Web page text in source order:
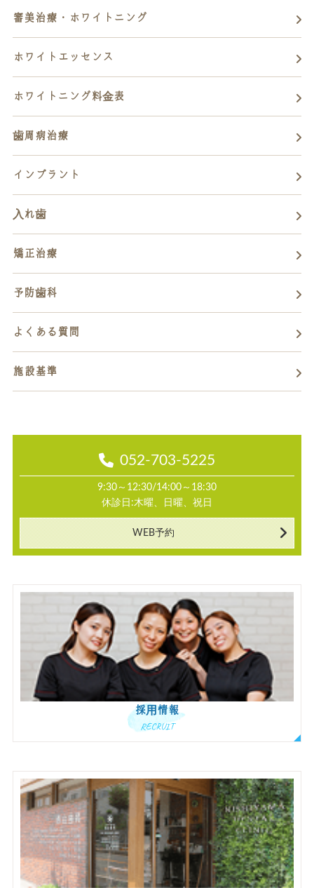
審美治療・ホワイトニング
ホワイトエッセンス
ホワイトニング料金表
歯周病治療
インプラント
入れ歯
矯正治療
予防歯科
よくある質問
施設基準
052-703-5225
9:30～12:30/14:00～18:30
休診日:木曜、日曜、祝日
WEB予約
採用情報
RECRUIT